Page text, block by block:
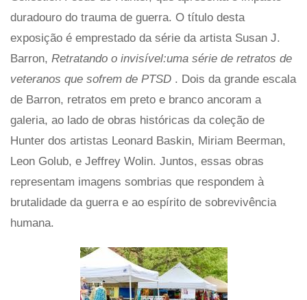
duradouro do trauma de guerra. O título desta
exposição é emprestado da série da artista Susan J.
Barron, Retratando o invisível:uma série de retratos de
veteranos que sofrem de PTSD . Dois da grande escala
de Barron, retratos em preto e branco ancoram a
galeria, ao lado de obras históricas da coleção de
Hunter dos artistas Leonard Baskin, Miriam Beerman,
Leon Golub, e Jeffrey Wolin. Juntos, essas obras
representam imagens sombrias que respondem à
brutalidade da guerra e ao espírito de sobrevivência
humana.